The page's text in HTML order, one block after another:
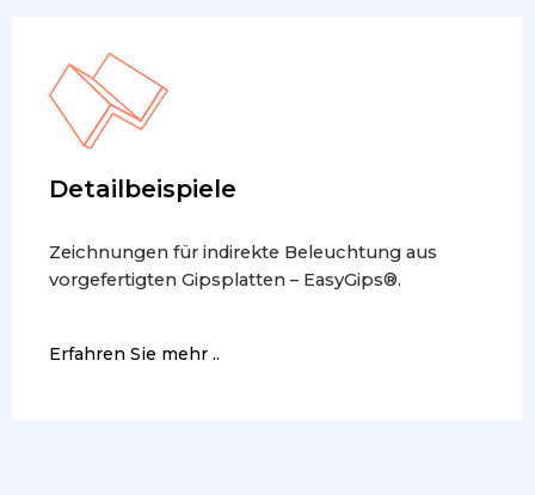
Detailbeispiele
Zeichnungen für indirekte Beleuchtung aus
vorgefertigten Gipsplatten – EasyGips®.
Erfahren Sie mehr ..